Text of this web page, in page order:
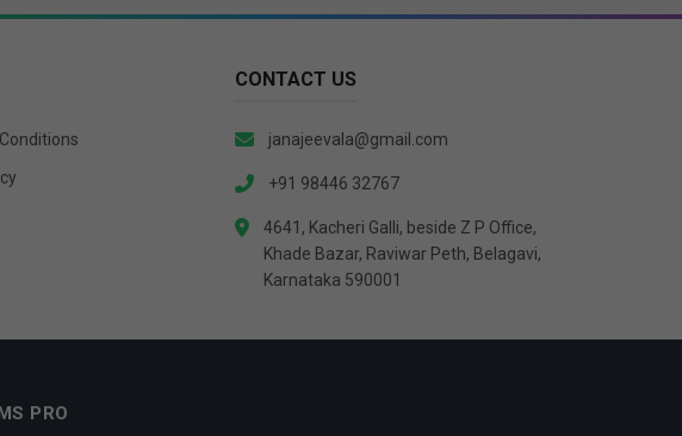
CONTACT US
janajeevala@gmail.com
+91 98446 32767
4641, Kacheri Galli, beside Z P Office,
Khade Bazar, Raviwar Peth, Belagavi,
Karnataka 590001
PRO